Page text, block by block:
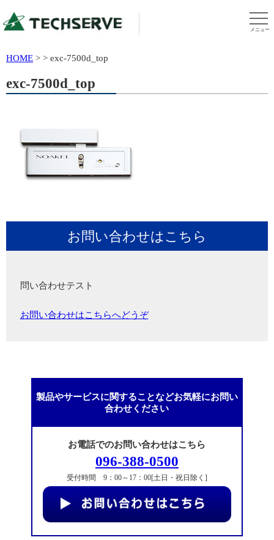
メニュー
HOME > > exc-7500d_top
exc-7500d_top
お問い合わせはこちら
問い合わせテスト
お問い合わせはこちらへどうぞ
製品やサービスに関することなどお気軽にお問い
合わせください
お電話でのお問い合わせはこちら
096-388-0500
受付時間 9：00～17：00[土日・祝日除く]